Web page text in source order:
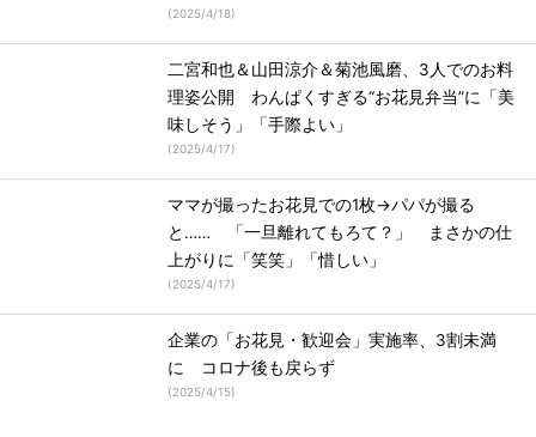
(2025/4/18)
二宮和也＆山田涼介＆菊池風磨、3人でのお料
理姿公開 わんぱくすぎる“お花見弁当”に「美
味しそう」「手際よい」
(2025/4/17)
ママが撮ったお花見での1枚→パパが撮る
と…… 「一旦離れてもろて？」 まさかの仕
上がりに「笑笑」「惜しい」
(2025/4/17)
企業の「お花見・歓迎会」実施率、3割未満
に コロナ後も戻らず
(2025/4/15)